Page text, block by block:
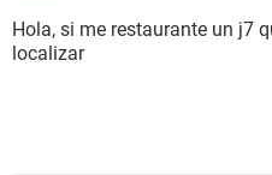
Hola, si me restaurante un j7
localizar